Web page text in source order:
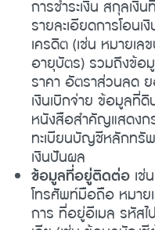
การชำระเงิน สกุลเงิ
รายละเอียดการโอน
เครดิต (เช่น หมายเ
อายุบัตร) รวมถึงข้อ
ราคา อัตราส่วนลด
เงินเบิกจ่าย ข้อมูลที่ดิ
หนังสือสำคัญแสดงก
ทะเบียนบัญชีหลักทรั
เงินปันผล
ข้อมูลที่อยู่ติดต่อ เช่
โทรศัพท์มือถือ หมาย
การ ที่อยู่อีเมล รหัส